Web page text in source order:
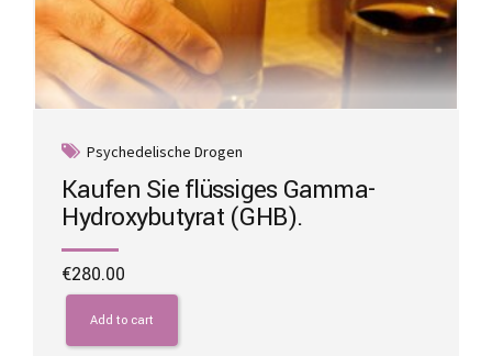
Psychedelische Drogen
Kaufen Sie flüssiges Gamma-
Hydroxybutyrat (GHB).
€280.00
Add to cart